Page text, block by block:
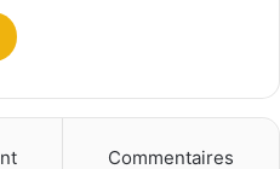
Commentaires